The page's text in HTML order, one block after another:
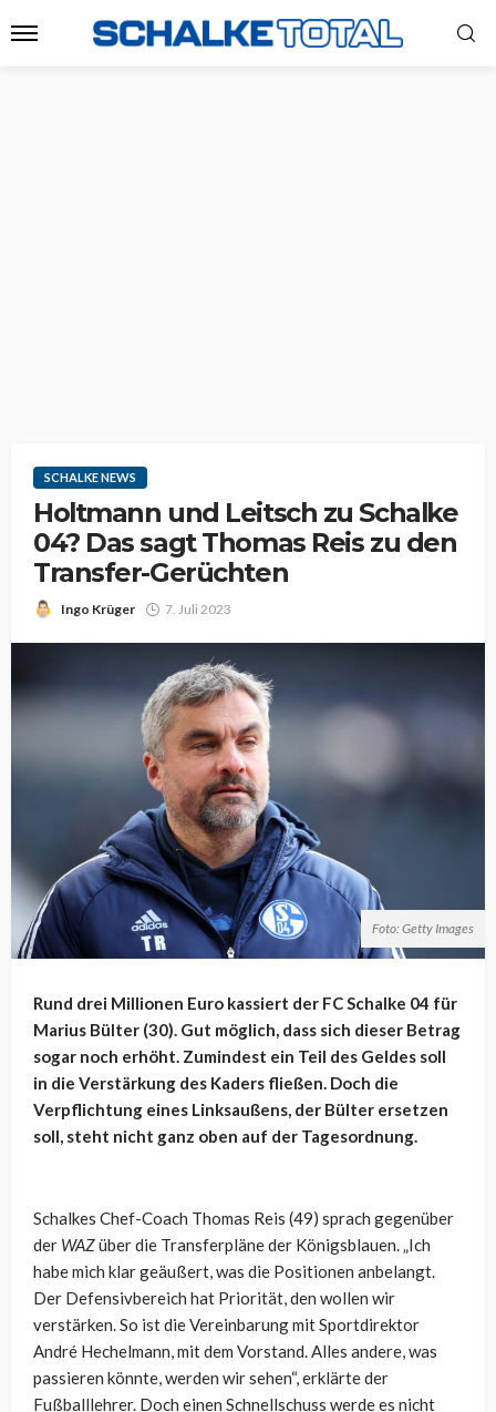
SCHALKE NEWS
Holtmann und Leitsch zu Schalke
04? Das sagt Thomas Reis zu den
Transfer-Gerüchten
Ingo Krüger 7. Juli 2023
Foto: Getty Images
Rund drei Millionen Euro kassiert der FC Schalke 04 für
Marius Bülter (30). Gut möglich, dass sich dieser Betrag
sogar noch erhöht. Zumindest ein Teil des Geldes soll
in die Verstärkung des Kaders fließen. Doch die
Verpflichtung eines Linksaußens, der Bülter ersetzen
soll, steht nicht ganz oben auf der Tagesordnung.
Schalkes Chef-Coach Thomas Reis (49) sprach gegenüber
der WAZüber die Transferpläne der Königsblauen. „Ich
habe mich klar geäußert, was die Positionen anbelangt.
Der Defensivbereich hat Priorität, den wollen wir
verstärken. So ist die Vereinbarung mit Sportdirektor
André Hechelmann, mit dem Vorstand. Alles andere, was
passieren könnte, werden wir sehen“, erklärte der
Fußballlehrer. Doch einen Schnellschuss werde es nicht